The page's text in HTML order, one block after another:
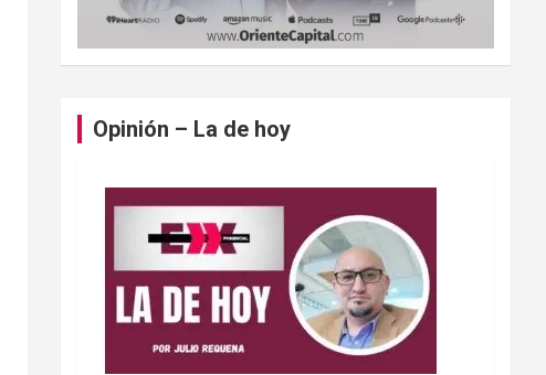
Opinión – La de hoy